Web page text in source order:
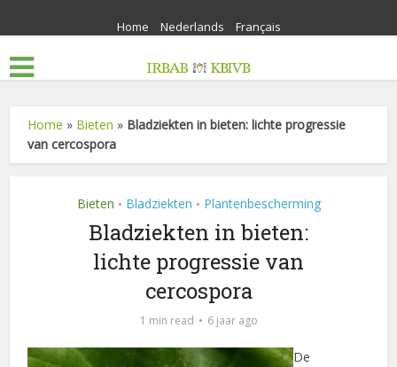
Home Nederlands Français
Home » Bieten » Bladziekten in bieten: lichte progressie
van cercospora
Bieten • Bladziekten • Plantenbescherming
Bladziekten in bieten:
lichte progressie van
cercospora
1 min read 6 jaar ago
De